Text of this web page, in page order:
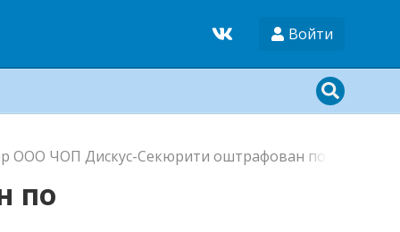
Войти
ООО ЧОП Дискус-Секюрити оштрафован по закону о
по